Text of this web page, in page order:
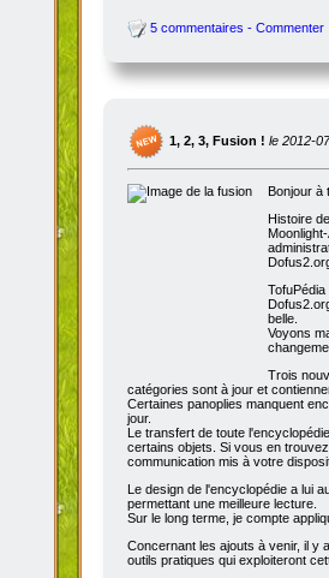
5 commentaires - Commenter
1, 2, 3, Fusion ! le 2012-
Bonjour à
Histoire
belle.
Voyons
Trois
catégories sont à jour et
Certaines panoplies manquent
jour.
Le transfert de toute
certains objets. Si vous en
communication mis à votre
Le design de l'encyclopédie a lui
permettant une meilleure lecture.
Sur le long terme, je compte
Concernant les ajouts à venir, il y
outils pratiques qui exploiteront